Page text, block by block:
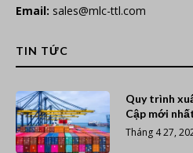
Email: sales@mlc-ttl.com
TIN TỨC
Quy trình
Cập mới
Tháng 4 27,